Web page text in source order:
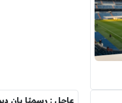
عاجل : رسميًا يان